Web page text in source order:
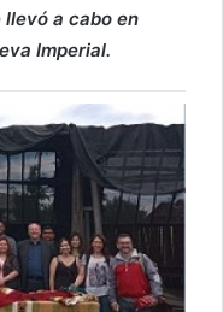
a cabo en
Imperial.